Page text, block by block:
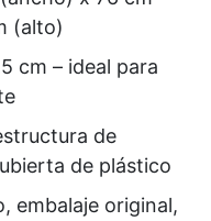
(alto)
cm – ideal para
de
de plástico
embalaje original,